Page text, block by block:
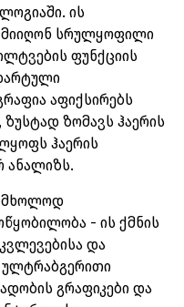
. ის
მიიღონ სრულყოფილი
ფუნქციის
აფიქსირებს
, ზუსტად ზომავს ჰაერის
ჰაერის
ანალიზს.
მხოლოდ
- ის ქმნის
კვლევებისა და
ულტრაბგერითი
გრაფიკები და